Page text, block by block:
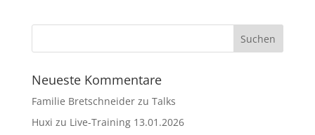
Neueste Kommentare
Familie Bretschneiderzu Talks
Huxi zu Live-Training 13.01.2026